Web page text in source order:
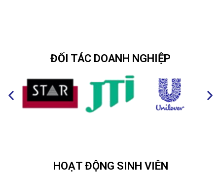
ĐỐI TÁC DOANH NGHIỆP
HOẠT ĐỘNG SINH VIÊN